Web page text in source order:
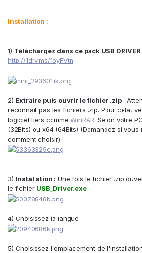
Installation :
1) Téléchargez dans ce pack USB DRIVER
http://1drv.ms/1oyFVtn
2) Extraire puis ouvrir le fichier .zip :
reconnaît pas les fichiers .zip. Pour cela,
logiciel tiers comme WinRAR. Selon votre
(32Bits) ou x64 (64Bits) (Demandez si vous
comment choisir)
3) Installation : Une fois le fichier .zip
le fichier USB_Driver.exe
4) Choisissez la langue
5) Choisissez l'emplacement de